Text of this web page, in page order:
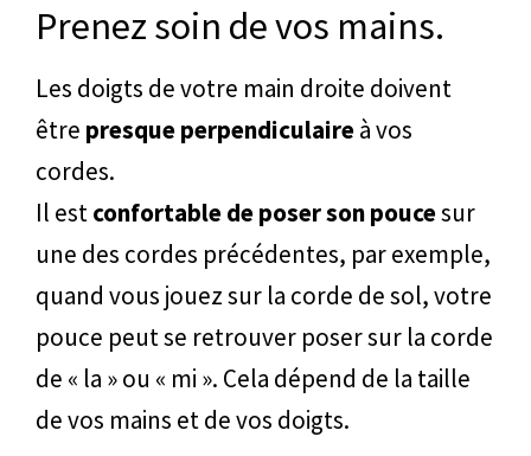
Prenez soin de vos mains.
Les doigts de votre main droite doivent
être presque perpendiculaireà vos
cordes.
Il estconfortable de poser son poucesur
une des cordes précédentes, par exemple,
quand vous jouez sur la corde de sol, votre
pouce peut se retrouver poser sur la corde
de « la » ou « mi ». Cela dépend de la taille
de vos mains et de vos doigts.